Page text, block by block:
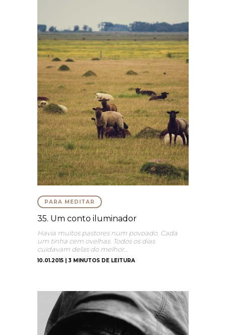
PARA MEDITAR
35. Um conto iluminador
Havia muitos pastores num povoado. Cada
um tinha cem ovelhas. Todos os dias
cuidavam delas do melhor…
10.01.2015 | 3 MINUTOS DE LEITURA